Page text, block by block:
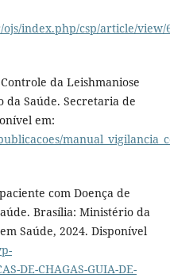
index.php/csp/article/view/
da Leishmaniose
Saúde. Secretaria de
em:
com Doença de
Brasília: Ministério da
Saúde, 2024. Disponível
DE-CHAGAS-GUIA-DE-